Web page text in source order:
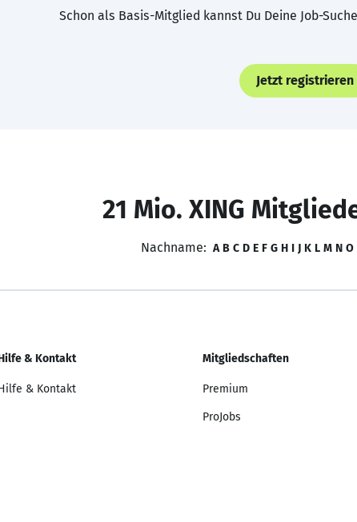
Schon als Basis-Mitglied kannst Du Deine Job-
Jetzt registrieren
21 Mio. XING
Nachname: A B C D E F G H I J K L M N O
& Kontakt
& Kontakt
Mitgliedschaften
Premium
ProJobs